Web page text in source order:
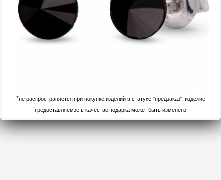
*не распространяется при покупке изделий в статусе "предзаказ", изделие
предоставляемое в качестве подарка может быть изменено